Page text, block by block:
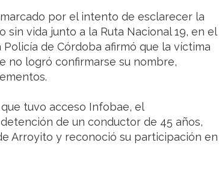
por el intento de esclarecer la
vida junto a la Ruta Nacional 19, en el
de Córdoba afirmó que la víctima
no logró confirmarse su nombre,
tuvo acceso Infobae, el
de un conductor de 45 años,
Arroyito y reconoció su participación en